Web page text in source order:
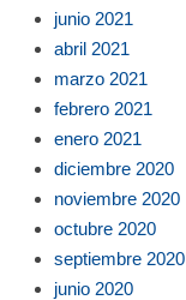
junio 2021
abril 2021
marzo 2021
febrero 2021
enero 2021
diciembre 2020
noviembre 2020
octubre 2020
septiembre 2020
junio 2020